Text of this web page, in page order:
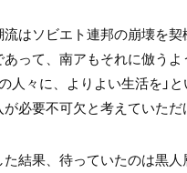
はソビエト連邦の崩壊を
って、南アもそれに倣う
人々に、よりよい生活を」
必要不可欠と考えていた
結果、待っていたのは黒